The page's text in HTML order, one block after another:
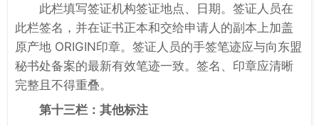
此栏填写签证机构签证地点、日期。签证人员在
此栏签名，并在证书正本和交给申请人的副本上加盖
原产地 ORIGIN印章。签证人员的手签笔迹应与向东盟
秘书处备案的最新有效笔迹一致。签名、印章应清晰
完整且不得重叠。
第十三栏：其他标注